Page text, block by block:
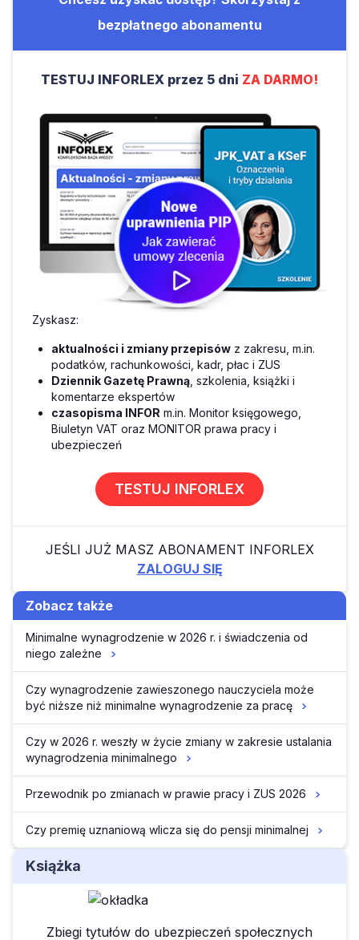
bezpłatnego abonamentu
TESTUJ INFORLEX przez 5 dni ZA DARMO!
Zyskasz:
aktualności i zmiany przepisów z zakresu, m.in.
podatków, rachunkowości, kadr, płac i ZUS
Dziennik Gazetę Prawną , szkolenia, książki i
komentarze ekspertów
czasopisma INFOR m.in. Monitor księgowego,
Biuletyn VAT oraz MONITOR prawa pracy i
ubezpieczeń
TESTUJ INFORLEX
JEŚLI JUŻ MASZ ABONAMENT INFORLEX
ZALOGUJ SIĘ
Zobacz także
Minimalne wynagrodzenie w 2026 r. i świadczenia od
niego zależne
Czy wynagrodzenie zawieszonego nauczyciela może
być niższe niż minimalne wynagrodzenie za pracę
Czy w 2026 r. weszły w życie zmiany w zakresie ustalania
wynagrodzenia minimalnego
Przewodnik po zmianach w prawie pracy i ZUS 2026
Czy premię uznaniową wlicza się do pensji minimalnej
Książka
Zbiegi tytułów do ubezpieczeń społecznych